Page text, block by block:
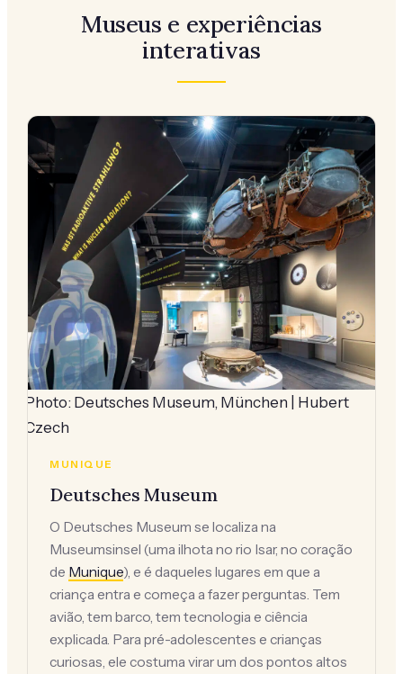
Museus e experiências
interativas
Photo: Deutsches Museum, München | Hubert
Czech
MUNIQUE
Deutsches Museum
O Deutsches Museum se localiza na
Museumsinsel (uma ilhota no rio Isar, no coração
deMunique), e é daqueles lugares em que a
criança entra e começa a fazer perguntas. Tem
avião, tem barco, tem tecnologia e ciência
explicada. Para pré-adolescentes e crianças
curiosas, ele costuma virar um dos pontos altos